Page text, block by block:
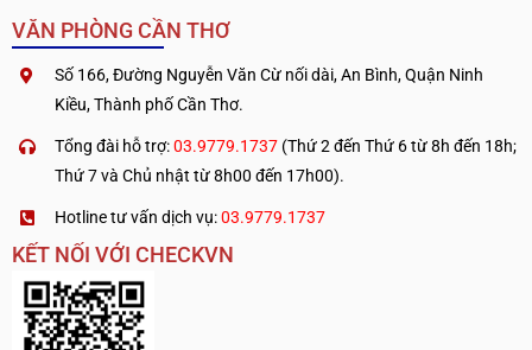
VĂN PHÒNG CẦN THƠ
Số 166, Đường Nguyễn Văn Cừ nối dài, An Bình, Quận Ninh
Kiều, Thành phố Cần Thơ.
Tổng đài hỗ trợ:03.9779.1737 (Thứ 2 đến Thứ 6 từ 8h đến 18h;
Thứ 7 và Chủ nhật từ 8h00 đến 17h00).
Hotline tư vấn dịch vụ:03.9779.1737
KẾT NỐI VỚI CHECKVN